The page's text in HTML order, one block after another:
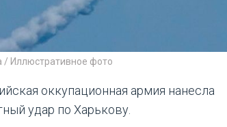
/ Иллюстративное фото
оккупационная армия нанесла
удар по Харькову.